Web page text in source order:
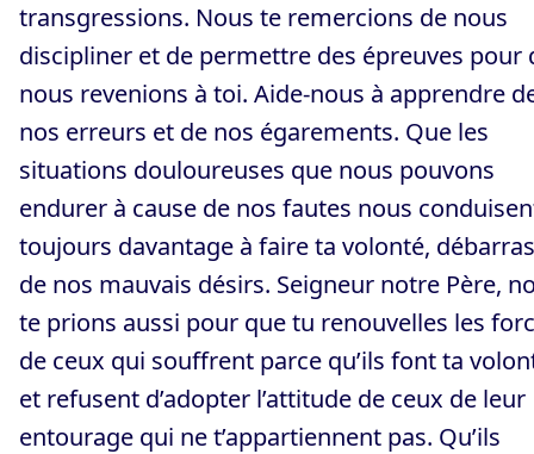
transgressions. Nous te remercions de nous
discipliner et de permettre des épreuves pour
nous revenions à toi. Aide-nous à apprendre
nos erreurs et de nos égarements. Que les
situations douloureuses que nous pouvons
endurer à cause de nos fautes nous
toujours davantage à faire ta volonté,
de nos mauvais désirs. Seigneur notre Père,
te prions aussi pour que tu renouvelles les
de ceux qui souffrent parce qu’ils font ta
et refusent d’adopter l’attitude de ceux de leur
entourage qui ne t’appartiennent pas. Qu’ils